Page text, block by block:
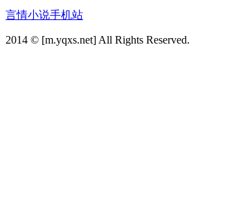
言情小说手机站
2014 © [m.yqxs.net] All Rights Reserved.